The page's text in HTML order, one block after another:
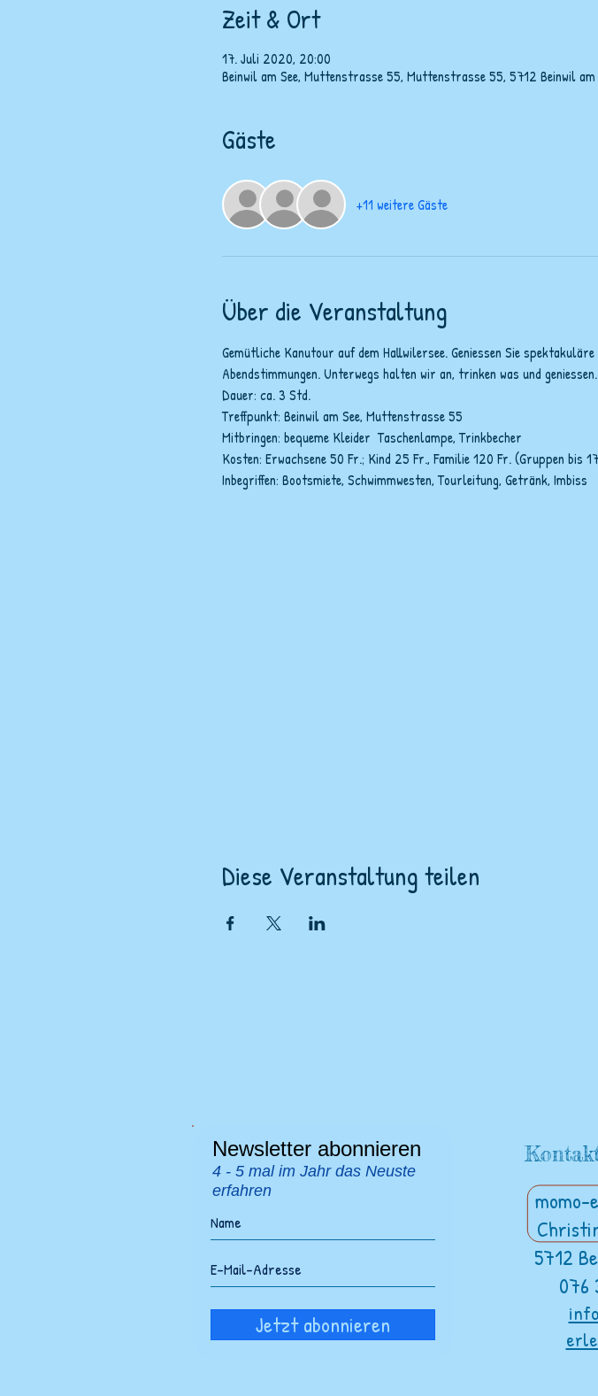
Zeit & Ort
17. Juli 2020, 20:00
Beinwil am See, Muttenstrasse 55, Muttenstrasse 55, 5712 Beinwil am
Gäste
+11 weitere Gäste
Über die Veranstaltung
Gemütliche Kanutour auf dem Hallwilersee. Geniessen Sie
Abendstimmungen. Unterwegs halten wir an, trinken was und geniessen.
Dauer: ca. 3 Std.
Treffpunkt: Beinwil am See, Muttenstrasse 55
Mitbringen: bequeme Kleider  Taschenlampe, Trinkbecher
Kosten: Erwachsene 50 Fr.; Kind 25 Fr., Familie 120 Fr. (Gruppen bis
Inbegriffen: Bootsmiete, Schwimmwesten, Tourleitung, Getränk, Imbiss
Diese Veranstaltung teilen
Newsletter abonnieren
4 - 5 mal im Jahr das Neuste
erfahren
Jetzt abonnieren
momo-
5712
076